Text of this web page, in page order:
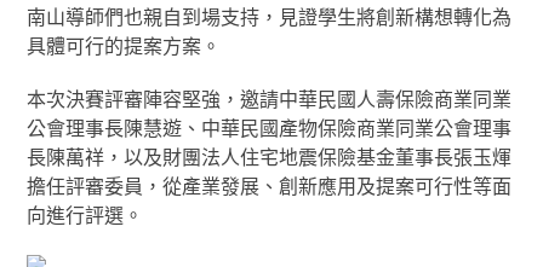
南山導師們也親自到場支持，見證學生將創新構想轉化為
具體可行的提案方案。
本次決賽評審陣容堅強，邀請中華民國人壽保險商業同業
公會理事長陳慧遊、中華民國產物保險商業同業公會理事
長陳萬祥，以及財團法人住宅地震保險基金董事長張玉煇
擔任評審委員，從產業發展、創新應用及提案可行性等面
向進行評選。